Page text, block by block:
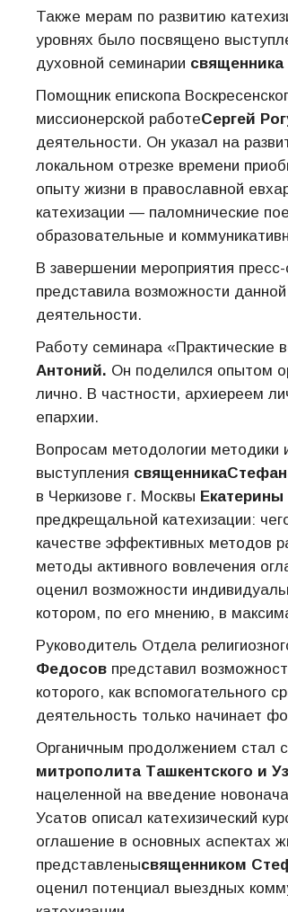
Также мерам по развитию
уровнях было посвящено
духовной семинарии священника
Помощник епископа
миссионерской работеСергей
деятельности. Он указал на
локальном отрезке времени
опыту жизни в православной
катехизации — паломнические
образовательные и
В завершении мероприятия
представила возможности
деятельности.
Работу семинара «Практические
Антоний. Он поделился опытом
лично. В частности, архиереем
епархии.
Вопросам методологии
выступления священника
в Черкизове г. Москвы
предкрещальной катехизации:
качестве эффективных методов
методы активного вовлечения
оценил возможности
котором, по его мнению, в
Руководитель Отдела
Федосов представил
которого, как вспомогательного
деятельность только начинает
Органичным продолжением стал
митрополита Ташкентского и
нацеленной на введение
Усатов описал катехизический
оглашение в основных аспектах
представленысвященником
оценил потенциал выездных